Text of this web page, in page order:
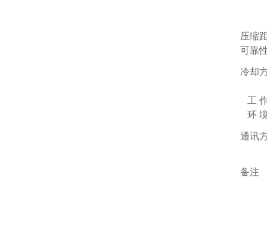
压缩
可靠
冷却
工
环
通讯
备注